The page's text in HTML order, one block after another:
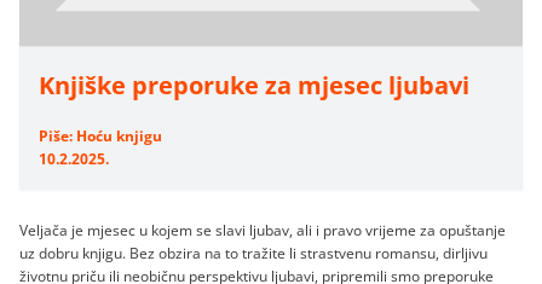
Knjiške preporuke za mjesec ljubavi
Piše: Hoću knjigu
10.2.2025.
Veljača je mjesec u kojem se slavi ljubav, ali i pravo vrijeme za opuštanje
uz dobru knjigu. Bez obzira na to tražite li strastvenu romansu, dirljivu
životnu priču ili neobičnu perspektivu ljubavi, pripremili smo preporuke